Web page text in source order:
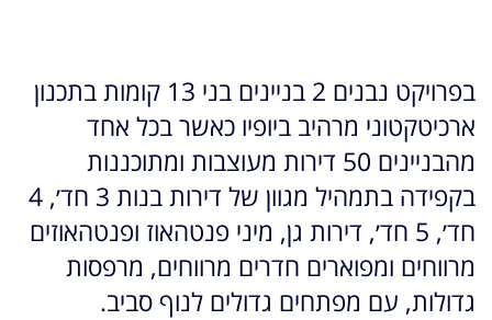
בפרויקט נבנים 2 בניינים בני 13 קומות בתכנון
ארכיטקטוני מרהיב ביופיו כאשר בכל אחד
מהבניינים 50 דירות מעוצבות ומתוכננות
בקפידה בתמהיל מגוון של דירות בנות 3 חד׳, 4
חד׳, 5 חד׳, דירות גן, מיני פנטהאוז ופנטהאוזים
מרווחים ומפוארים חדרים מרווחים, מרפסות
גדולות, עם מפתחים גדולים לנוף סביב.